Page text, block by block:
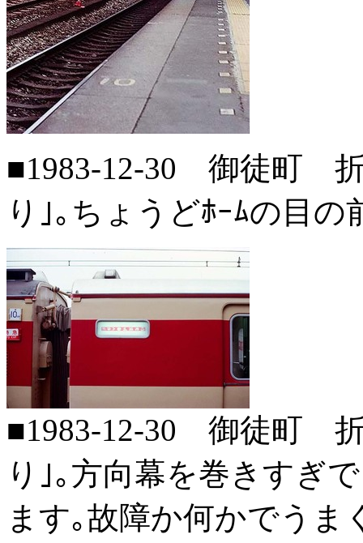
■1983-12-30 御徒町 折
り｣｡ちょうどﾎｰﾑの目
■1983-12-30 御徒町 折
り｣｡方向幕を巻きすぎ
ます｡故障か何かでう